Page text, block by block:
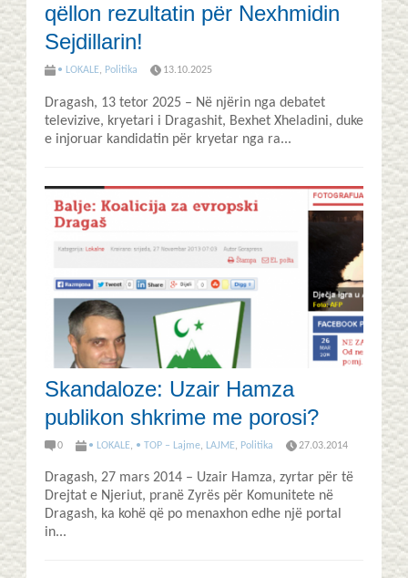
qëllon rezultatin për Nexhmidin
Sejdillarin!
• LOKALE, Politika 13.10.2025
Dragash, 13 tetor 2025 – Në njërin nga debatet
televizive, kryetari i Dragashit, Bexhet Xheladini, duke
e injoruar kandidatin për kryetar nga ra...
Skandaloze: Uzair Hamza
publikon shkrime me porosi?
0 • LOKALE, • TOP – Lajme, LAJME, Politika 27.03.2014
Dragash, 27 mars 2014 – Uzair Hamza, zyrtar për të
Drejtat e Njeriut, pranë Zyrës për Komunitete në
Dragash, ka kohë që po menaxhon edhe një portal
in...